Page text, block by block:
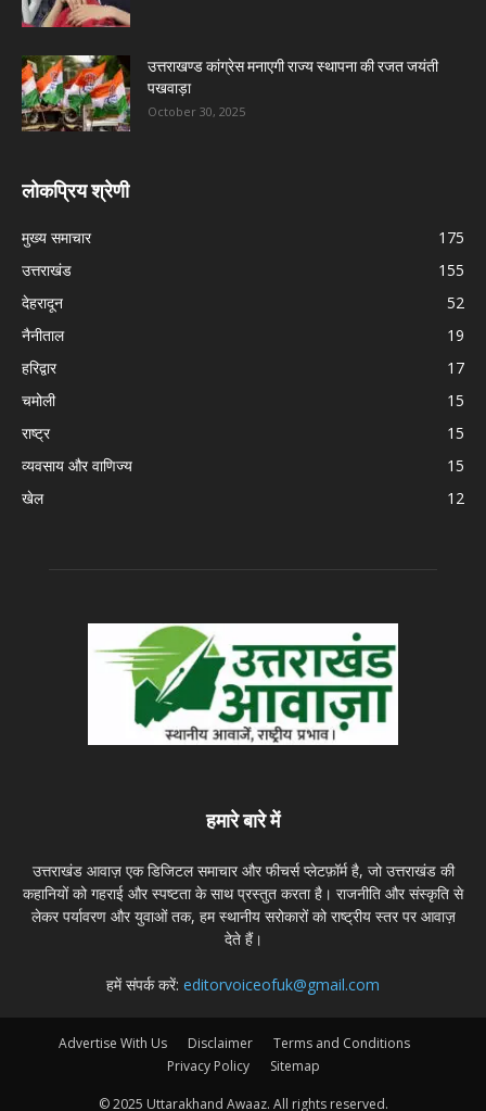
उत्तराखण्ड कांग्रेस मनाएगी राज्य स्थापना की रजत जयंती
पखवाड़ा
October 30, 2025
लोकप्रिय श्रेणी
मुख्य समाचार
175
उत्तराखंड
155
देहरादून
52
नैनीताल
19
हरिद्वार
17
चमोली
15
राष्ट्र
15
व्यवसाय और वाणिज्य
15
खेल
12
हमारे बारे में
उत्तराखंड आवाज़ एक डिजिटल समाचार और फीचर्स प्लेटफ़ॉर्म है, जो उत्तराखंड की
कहानियों को गहराई और स्पष्टता के साथ प्रस्तुत करता है। राजनीति और संस्कृति से
लेकर पर्यावरण और युवाओं तक, हम स्थानीय सरोकारों को राष्ट्रीय स्तर पर आवाज़
देते हैं।
हमें संपर्क करें: editorvoiceofuk@gmail.com
Advertise With Us Disclaimer
Terms and Conditions
Privacy Policy
Sitemap
© 2025 Uttarakhand Awaaz. All rights reserved.